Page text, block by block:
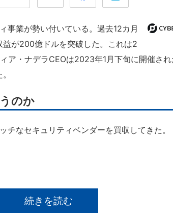
業が勢い付いている。過去12カ月
が200億ドルを突破した。これは2
ア・ナデラCEOは2023年1月下旬に開催さ
のか
なセキュリティベンダーを買収してきた。
続きを読む